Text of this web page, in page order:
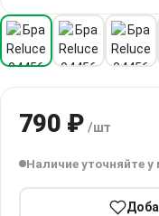
790 ₽ /шт
Наличие уточняйте